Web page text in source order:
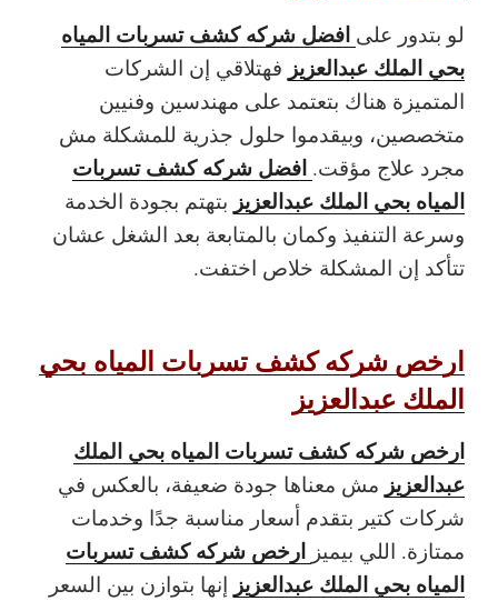
لو بتدور على افضل شركه كشف تسربات المياه
بحي الملك عبدالعزيز فهتلاقي إن الشركات
المتميزة هناك بتعتمد على مهندسين وفنيين
متخصصين، وبيقدموا حلول جذرية للمشكلة مش
مجرد علاج مؤقت. افضل شركه كشف تسربات
المياه بحي الملك عبدالعزيز بتهتم بجودة الخدمة
وسرعة التنفيذ وكمان بالمتابعة بعد الشغل عشان
تتأكد إن المشكلة خلاص اختفت.
ارخص شركه كشف تسربات المياه بحي
الملك عبدالعزيز
ارخص شركه كشف تسربات المياه بحي الملك
عبدالعزيز مش معناها جودة ضعيفة، بالعكس في
شركات كتير بتقدم أسعار مناسبة جدًا وخدمات
ممتازة. اللي بيميز ارخص شركه كشف تسربات
المياه بحي الملك عبدالعزيز إنها بتوازن بين السعر